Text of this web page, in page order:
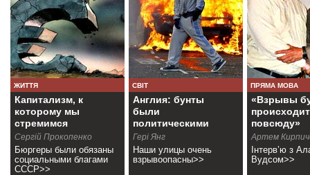
ЖИТТЯ
Капитализм, к
которому мы
стремимся
Cергій Прокопенко
Бюргеры были обязаны
социальными благами
СССР>>
СВІТ
Англия: бунты
были
политическими
(+фоторепортаж)
Гері Янг
Наши улицы очень
взрывоопасны>>
ПРЯМА МОВА
«Взрывы
повсюду»
Артем
Інтерв’ю з
Вудсом>>